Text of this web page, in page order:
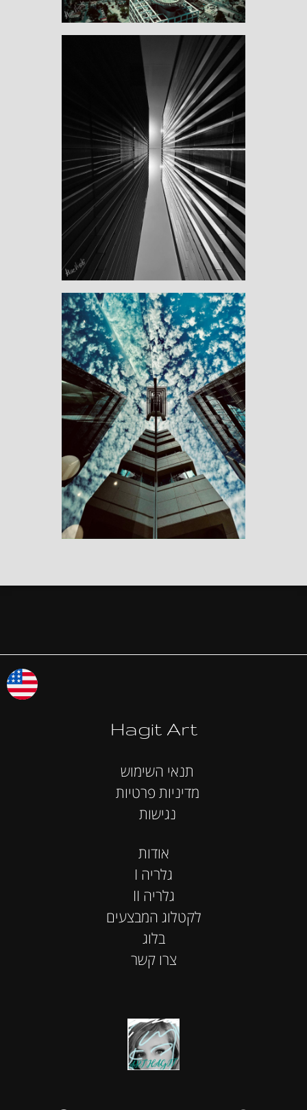
Hagit Art
אודות
I גלריה
II גלריה
לקטלוג המבצעים
בלוג
צרו קשר
תנאי השימוש
מדיניות פרטיות
נגישות